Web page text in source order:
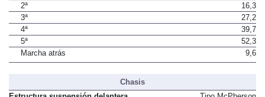
2ª
16,3
3ª
27,2
4ª
39,7
5ª
52,3
Marcha atrás
9,6
Chasis